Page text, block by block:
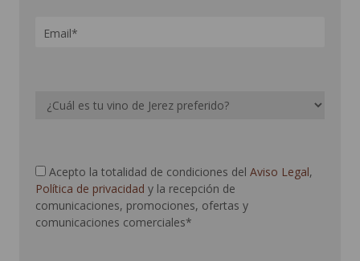
Acepto la totalidad de condiciones del Aviso Legal,
Política de privacidad y la recepción de
comunicaciones, promociones, ofertas y
comunicaciones comerciales*